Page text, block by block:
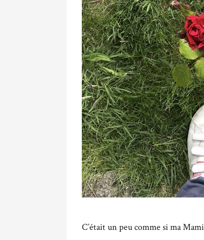
C’était un peu comme si ma